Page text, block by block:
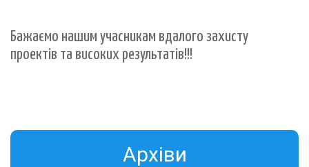
Бажаємо нашим учасникам вдалого захисту
проектів та високих результатів!!!
Aрхіви